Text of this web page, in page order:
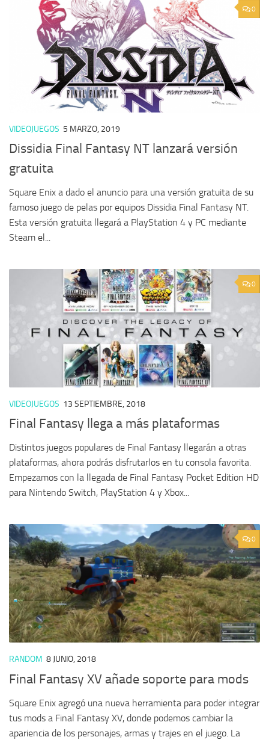
0
VIDEOJUEGOS 5 MARZO, 2019
Dissidia Final Fantasy NT lanzará versión
gratuita
Square Enix a dado el anuncio para una versión gratuita de su
famoso juego de pelas por equipos Dissidia Final Fantasy NT.
Esta versión gratuita llegará a PlayStation 4 y PC mediante
Steam el...
0
VIDEOJUEGOS 13 SEPTIEMBRE, 2018
Final Fantasy llega a más plataformas
Distintos juegos populares de Final Fantasy llegarán a otras
plataformas, ahora podrás disfrutarlos en tu consola favorita.
Empezamos con la llegada de Final Fantasy Pocket Edition HD
para Nintendo Switch, PlayStation 4 y Xbox...
0
RANDOM 8 JUNIO, 2018
Final Fantasy XV añade soporte para mods
Square Enix agregó una nueva herramienta para poder integrar
tus mods a Final Fantasy XV, donde podemos cambiar la
apariencia de los personajes, armas y trajes en el juego. La